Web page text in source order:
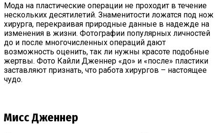
Мода на пластические операции не проходит в течение
нескольких десятилетий. Знаменитости ложатся под нож
хирурга, перекраивая природные данные в надежде на
изменения в жизни. Фотографии популярных личностей
до и после многочисленных операций дают
возможность оценить, так ли нужны красоте подобные
жертвы. Фото Кайли Дженнер «до» и «после» пластики
заставляют признать, что работа хирургов – настоящее
чудо.
Мисс Дженнер